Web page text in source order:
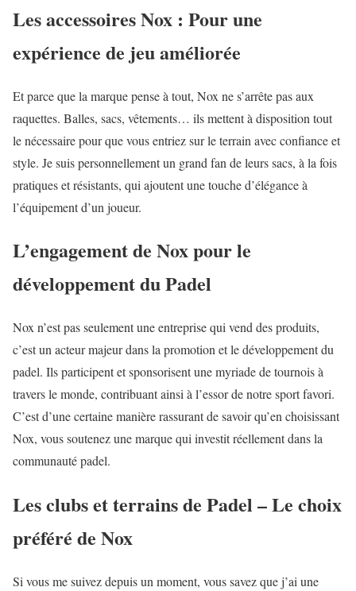
Les accessoires Nox : Pour une
expérience de jeu améliorée
Et parce que la marque pense à tout, Nox ne s’arrête pas aux
raquettes. Balles, sacs, vêtements… ils mettent à disposition tout
le nécessaire pour que vous entriez sur le terrain avec confiance et
style. Je suis personnellement un grand fan de leurs sacs, à la fois
pratiques et résistants, qui ajoutent une touche d’élégance à
l’équipement d’un joueur.
L’engagement de Nox pour le
développement du Padel
Nox n’est pas seulement une entreprise qui vend des produits,
c’est un acteur majeur dans la promotion et le développement du
padel. Ils participent et sponsorisent une myriade de tournois à
travers le monde, contribuant ainsi à l’essor de notre sport favori.
C’est d’une certaine manière rassurant de savoir qu’en choisissant
Nox, vous soutenez une marque qui investit réellement dans la
communauté padel.
Les clubs et terrains de Padel – Le choix
préféré de Nox
Si vous me suivez depuis un moment, vous savez que j’ai une